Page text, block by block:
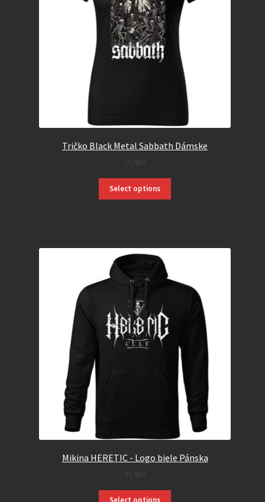
Tričko Black Metal Sabbath Dámske
19,90 €
Select options
Mikina HERETIC - Logo biele Pánska
39,90 €